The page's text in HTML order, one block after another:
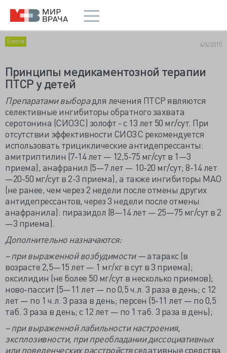
Блоги 4/6/2015
Принципы медикаментозной терапии
ПТСР у детей
Препаратами выборадля лечения ПТСР являются
селективные ингибиторы обратного захвата
серотонина (СИОЗС) золофт - с 13 лет 50 мг/сут. При
отсутствии эффективности СИОЗС рекомендуется
использовать трициклические антидепрессанты:
амитриптилин (7-14 лет — 12,5-75 мг/сут в 1—3
приема), анафранил (5—7 лет — 10-20 мг/сут; 8-14 лет
—20-50 мг/сут в 2-3 приема), а также ингибиторы МАО
(не ранее, чем через 2 недели после отмены других
антидепрессантов, через 3 недели после отмены
анафранила): пиразидол (8—14 лет — 25—75 мг/сут в 2
—3 приема).
Дополнительно назначаются:
– при выраженной возбудимости —атаракс (в
возрасте 2,5—15 лет — 1 мг/кг в сут в 3 приема);
оксилидин (не более 50 мг/сут в несколько приемов);
ново-пассит (5—11 лет — по 0,5 ч.л. 3 раза в день; с 12
лет — по 1 ч.л. 3 раза в день; персен (5-11 лет — по 0,5
таб. 3 раза в день; с 12 лет — по 1 таб. 3 раза в день);
– при выраженной лабильности настроения,
эксплозивности, при преобладании диссоциативных
или поведенческих расстройствседативные средства